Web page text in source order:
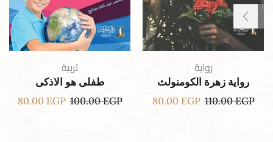
رواية
رواية زهرة الكومنولث
110.00EGP
80.00 EGP
تربية
طفلى هو الاذكى
100.00EGP
80.00 EGP